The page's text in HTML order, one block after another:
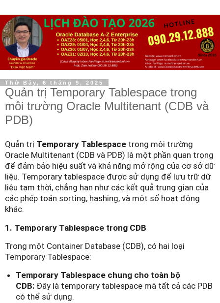
Thứ Bảy, 6 tháng 9, 2025
Quản trị Temporary Tablespace trong
môi trường Oracle Multitenant (CDB và
PDB)
Quản trị Temporary Tablespace trong môi trường
Oracle Multitenant (CDB và PDB) là một phần quan trọng
để đảm bảo hiệu suất và khả năng mở rộng của cơ sở dữ
liệu. Temporary tablespace được sử dụng để lưu trữ dữ
liệu tạm thời, chẳng hạn như các kết quả trung gian của
các phép toán sorting, hashing, và một số hoạt động
khác.
1. Temporary Tablespace trong CDB
Trong một Container Database (CDB), có hai loại
Temporary Tablespace:
Temporary Tablespace chung cho toàn bộ
CDB: Đây là temporary tablespace mà tất cả các PDB
có thể sử dụng.